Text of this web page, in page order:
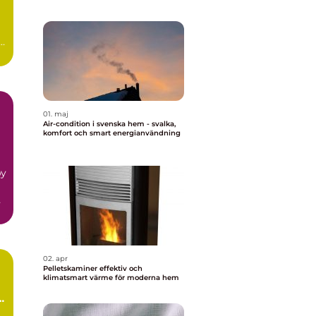
01. maj
Air-condition i svenska hem - svalka,
komfort och smart energianvändning
02. apr
Pelletskaminer effektiv och
klimatsmart värme för moderna hem